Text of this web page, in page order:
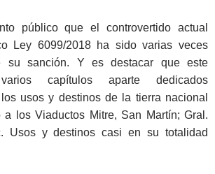
público que el controvertido actual
Ley 6099/2018 ha sido varias veces
su sanción. Y es destacar que este
capítulos aparte dedicados
usos y destinos de la tierra nacional
a los Viaductos Mitre, San Martín; Gral.
Usos y destinos casi en su totalidad